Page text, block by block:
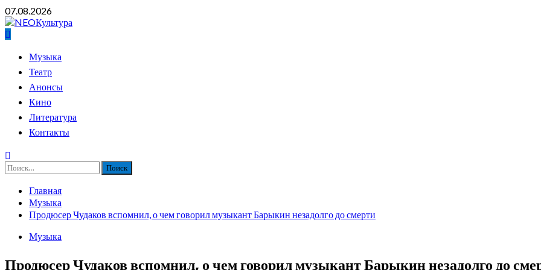
Перейти
к
содержимому
07.08.2026
ОсновноеМузыка
Театр
Анонсы
Кино
Литература
Контакты
Найти:
Главная
Музыка
Продюсер Чудаков вспомнил, о чем говорил музыкант Барыкин незадолго до смерти
Музыка
Продюсер Чудаков вспомнил, о чем говорил музыкант Барыкин незадолго до